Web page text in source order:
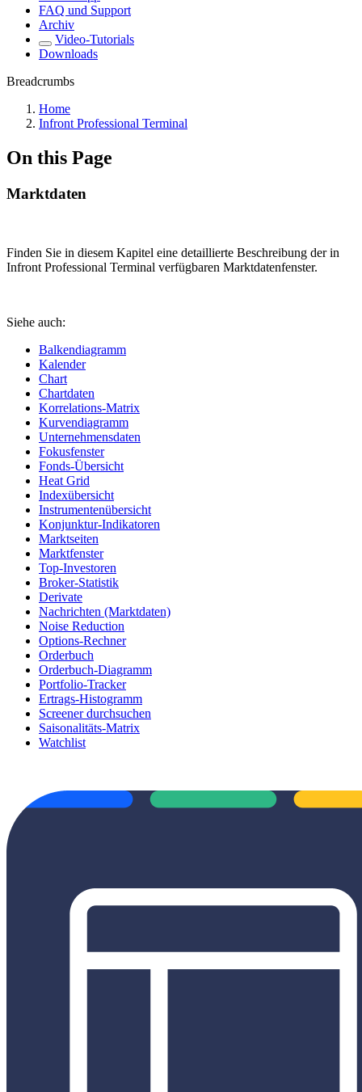
FAQ und Support
Archiv
Video-Tutorials
Downloads
Breadcrumbs
Home
Infront Professional Terminal
On this Page
Marktdaten
Finden Sie in diesem Kapitel eine detaillierte Beschreibung der in
Infront Professional Terminal verfügbaren Marktdatenfenster.
Siehe auch:
Balkendiagramm
Kalender
Chart
Chartdaten
Korrelations-Matrix
Kurvendiagramm
Unternehmensdaten
Fokusfenster
Fonds-Übersicht
Heat Grid
Indexübersicht
Instrumentenübersicht
Konjunktur-Indikatoren
Marktseiten
Marktfenster
Top-Investoren
Broker-Statistik
Derivate
Nachrichten (Marktdaten)
Noise Reduction
Options-Rechner
Orderbuch
Orderbuch-Diagramm
Portfolio-Tracker
Ertrags-Histogramm
Screener durchsuchen
Saisonalitäts-Matrix
Watchlist